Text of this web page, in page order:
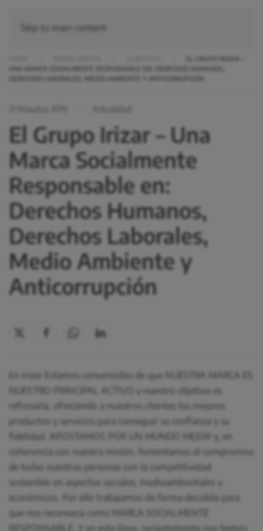
Skip to main content
UNA MARCA SOCIALMENTE RESPONSABLE EN: DERECHOS HUMANOS,
El Grupo Irizar – Una
Marca Socialmente
Responsable en:
Derechos Humanos,
Derechos Laborales,
Medio Ambiente y
Anticorrupción
En Irizar Estamos convencidos de que NUESTRA MARCA ES
NUESTRO PRINCIPAL ACTIVO y nuestro objetivo es
reforzarla, ofreciendo a nuestros clientes los mejores
productos y servicios para conseguir su confianza y su
fidelidad. APOSTAMOS POR UN MUNDO MEJOR y, en
coherencia con nuestra misión, fomentamos el compromiso
de todas nuestras personas con la competitividad
sostenible en aspectos sociales, medioambientales y
económicos. Por ello trabajamos de forma decidida para
que nos reconozca como MARCA SOCIALMENTE
RESPONSABLE. Y en esta línea, recientemente nos hemos